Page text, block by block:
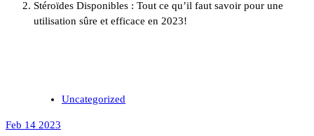
Stéroïdes Disponibles : Tout ce qu’il faut savoir pour une
utilisation sûre et efficace en 2023!
Uncategorized
Feb 14 2023